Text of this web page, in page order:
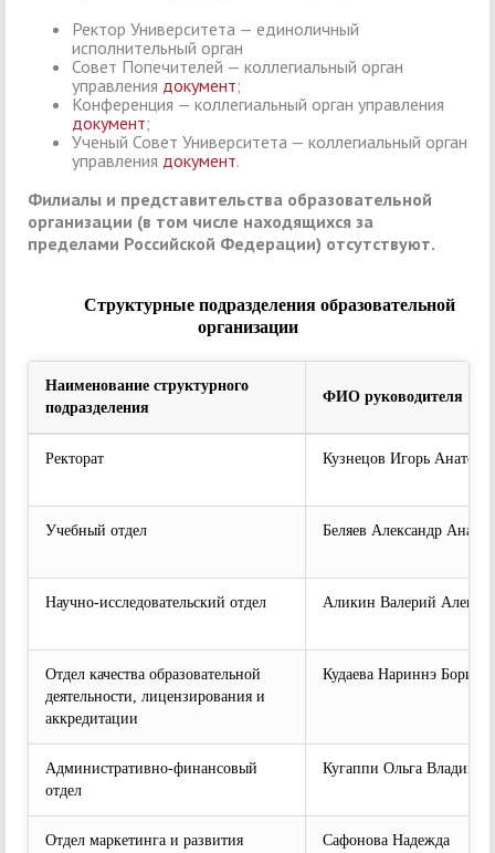
Ректор Университета — единоличный
исполнительный орган
Совет Попечителей — коллегиальный орган
управления документ;
Конференция — коллегиальный орган управления
документ;
Ученый Совет Университета — коллегиальный орган
управления документ.
Филиалы и представительства образовательной
организации (в том числе находящихся за
пределами Российской Федерации) отсутствуют.
Структурные подразделения образовательной
организации
Наименование структурного
подразделения
ФИО руководителя
Ректорат Кузнецов Игорь
Учебный отдел Беляев Александр
Научно-исследовательский отдел Аликин Валерий
Отдел качества образовательной
деятельности, лицензирования и
аккредитации
Кудаева Нариннэ
Административно-финансовый
отдел
Кугаппи Ольга
Отдел маркетинга и развития
Сафонова Надежда